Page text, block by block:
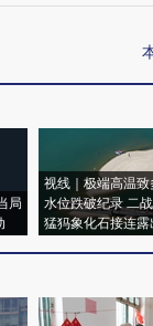
局
视线｜极端高温致
水位跌破纪录 二
猛犸象化石接连露